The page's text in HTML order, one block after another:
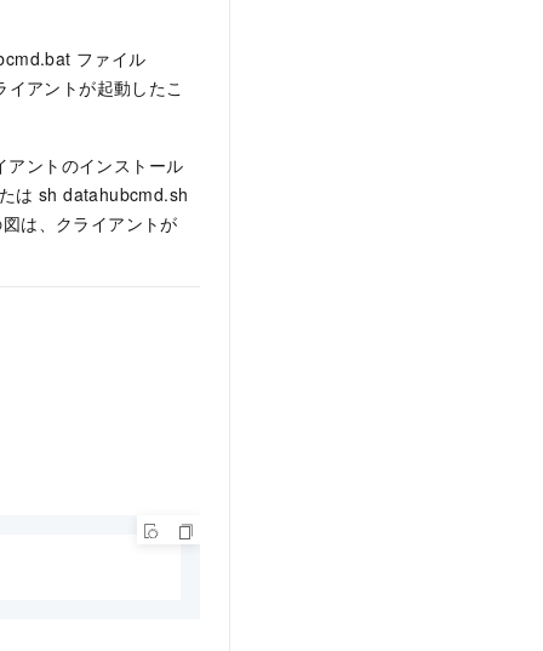
ファイル
アントが起動したこ
アントのインストール
は sh datahubcmd.sh
は、クライアントが